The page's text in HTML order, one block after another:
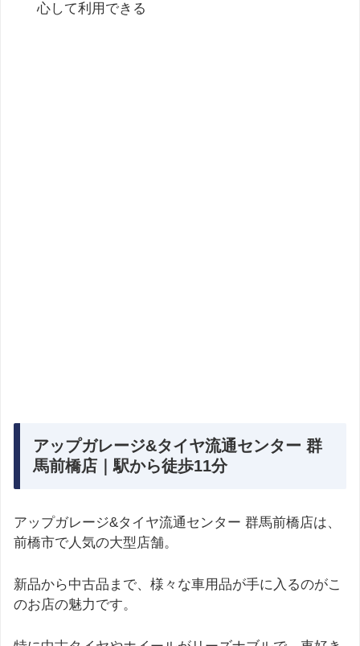
心して利用できる
アップガレージ&タイヤ流通センター 群
馬前橋店｜駅から徒歩11分
アップガレージ&タイヤ流通センター 群馬前橋店は、
前橋市で人気の大型店舗。
新品から中古品まで、様々な車用品が手に入るのがこ
のお店の魅力です。